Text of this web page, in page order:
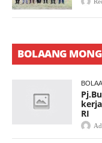
BOLAANG
RI